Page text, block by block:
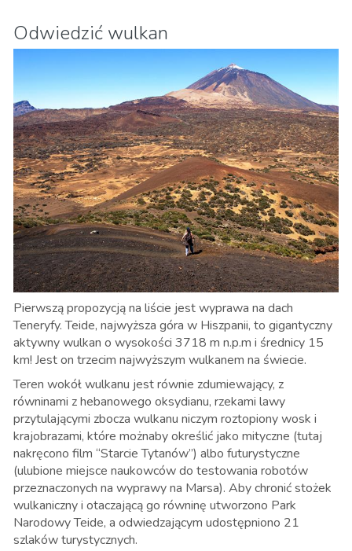
Odwiedzić wulkan
Pierwszą propozycją na liście jest wyprawa na dach
Teneryfy. Teide, najwyższa góra w Hiszpanii, to gigantyczny
aktywny wulkan o wysokości 3718 m n.p.m i średnicy 15
km! Jest on trzecim najwyższym wulkanem na świecie.
Teren wokół wulkanu jest równie zdumiewający, z
równinami z hebanowego oksydianu, rzekami lawy
przytulającymi zbocza wulkanu niczym roztopiony wosk i
krajobrazami, które możnaby określić jako mityczne (tutaj
nakręcono film “Starcie Tytanów”) albo futurystyczne
(ulubione miejsce naukowców do testowania robotów
przeznaczonych na wyprawy na Marsa). Aby chronić stożek
wulkaniczny i otaczającą go równinę utworzono Park
Narodowy Teide, a odwiedzającym udostępniono 21
szlaków turystycznych.